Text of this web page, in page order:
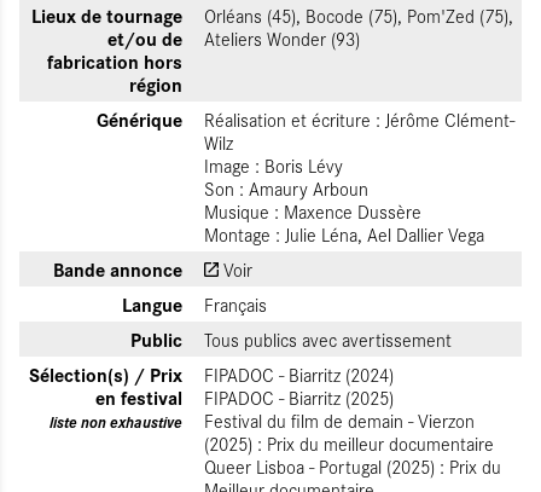
Lieux de tournage
et/ou de
fabrication hors
région
Orléans (45), Bocode (75), Pom'Zed (75),
Ateliers Wonder (93)
Générique
Réalisation et écriture : Jérôme Clément-
Wilz
Image : Boris Lévy
Son : Amaury Arboun
Musique : Maxence Dussère
Montage : Julie Léna, Ael Dallier Vega
Bande annonce Voir
Langue Français
Public Tous publics avec avertissement
Sélection(s) / Prix
en festival
liste non exhaustive
FIPADOC - Biarritz (2024)
FIPADOC - Biarritz (2025)
Festival du film de demain - Vierzon
(2025) : Prix du meilleur documentaire
Queer Lisboa - Portugal (2025) : Prix du